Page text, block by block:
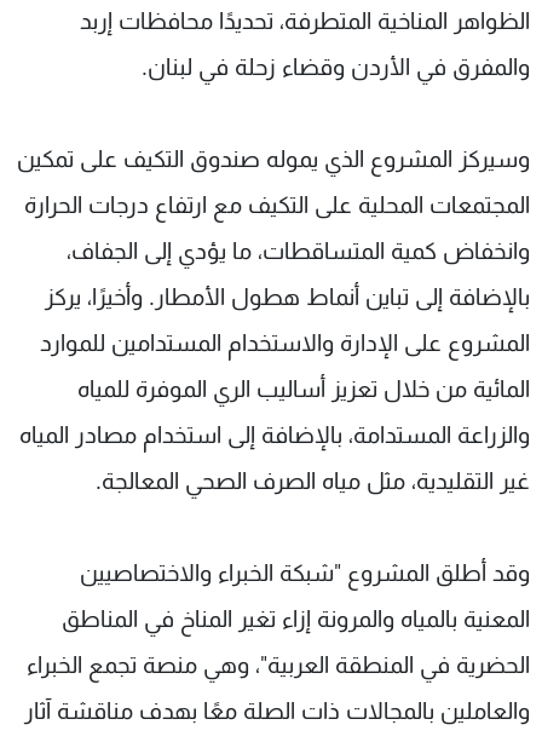
الظواهر المناخية المتطرفة، تحديدًا محافظات إربد
والمفرق في الأردن وقضاء زحلة في لبنان.
وسيركز المشروع الذي يموله صندوق التكيف على تمكين
المجتمعات المحلية على التكيف مع ارتفاع درجات الحرارة
وانخفاض كمية المتساقطات، ما يؤدي إلى الجفاف،
بالإضافة إلى تباين أنماط هطول الأمطار. وأخيرًا، يركز
المشروع على الإدارة والاستخدام المستدامين للموارد
المائية من خلال تعزيز أساليب الري الموفرة للمياه
والزراعة المستدامة، بالإضافة إلى استخدام مصادر المياه
غير التقليدية، مثل مياه الصرف الصحي المعالجة.
وقد أطلق المشروع "شبكة الخبراء والاختصاصيين
المعنية بالمياه والمرونة إزاء تغير المناخ في المناطق
الحضرية في المنطقة العربية"، وهي منصة تجمع الخبراء
والعاملين بالمجالات ذات الصلة معًا بهدف مناقشة آثار